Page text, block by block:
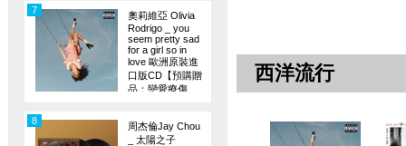
奧莉維亞 Olivia
Rodrigo _ you
seem pretty sad
for a girl so in
love 歐洲原裝進
口版CD【預購贈
品：戀愛療傷
7
周杰倫Jay Chou
_ 太陽之子
8
西洋流行